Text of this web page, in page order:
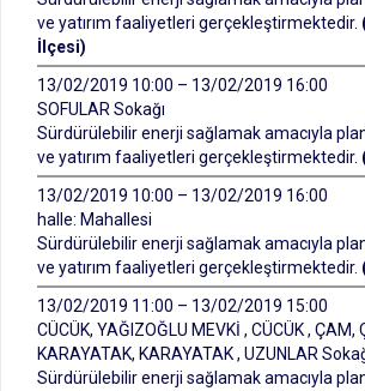
ve yatırım faaliyetleri gerçekleştirmektedir.
İlçesi)
13/02/2019 10:00 – 13/02/2019 16:00
SOFULAR Sokağı
Sürdürülebilir enerji sağlamak amacıyla
ve yatırım faaliyetleri gerçekleştirmektedir.
13/02/2019 10:00 – 13/02/2019 16:00
halle: Mahallesi
Sürdürülebilir enerji sağlamak amacıyla
ve yatırım faaliyetleri gerçekleştirmektedir.
13/02/2019 11:00 – 13/02/2019 15:00
CÜCÜK, YAĞIZOĞLU MEVKİ , CÜCÜK , ÇAM,
KARAYATAK, KARAYATAK , UZUNLAR
Sürdürülebilir enerji sağlamak amacıyla